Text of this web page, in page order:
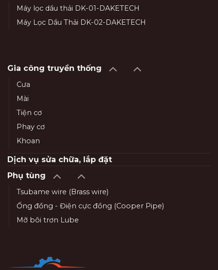
Máy lọc dầu thải DK-01-DAKETECH
Máy Lọc Dầu Thải DK-02-DAKETECH
Gia công truyền thống
Cưa
Mài
Tiện cơ
Phay cơ
Khoan
Dịch vụ sửa chữa, lắp đặt
Phụ tùng
Tsubame wire (Brass wire)
Ống đồng - Điện cực đồng (Cooper Pipe)
Mỡ bôi trơn Lube